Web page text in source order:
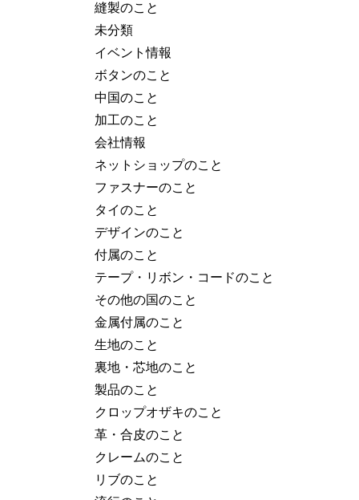
縫製のこと
未分類
イベント情報
ボタンのこと
中国のこと
加工のこと
会社情報
ネットショップのこと
ファスナーのこと
タイのこと
デザインのこと
付属のこと
テープ・リボン・コードのこと
その他の国のこと
金属付属のこと
生地のこと
裏地・芯地のこと
製品のこと
クロップオザキのこと
革・合皮のこと
クレームのこと
リブのこと